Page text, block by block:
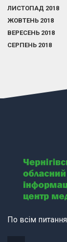
ЛИСТОПАД 2018
ЖОВТЕНЬ 2018
ВЕРЕСЕНЬ 2018
СЕРПЕНЬ 2018
По всім